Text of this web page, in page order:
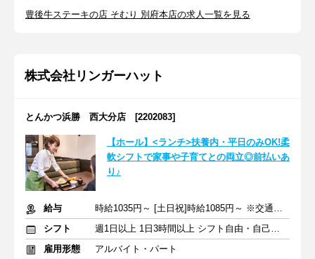
豊後牛ステーキの店 そむり 別府本店の求人一覧を見る
株式会社リンガーハット
とんかつ浜勝 西大分店 [2202083]
【ホール】<ランチ>扶養内・平日のみOK!柔
軟シフトで家事や子育てとの両立◎前払いあ
り♪
給与
時給1035円～ [土日祝]時給1085円～ ※交通費全額支給
シフト
週1日以上 1日3時間以上 シフト自由・自己申告
雇用形態
アルバイト・パート